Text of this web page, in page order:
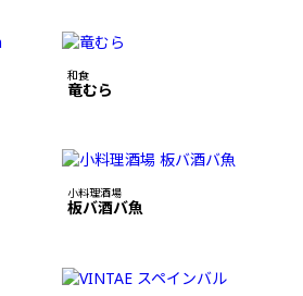
和食
竜むら
小料理酒場
板バ酒バ魚